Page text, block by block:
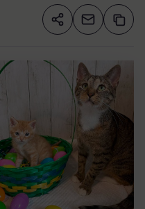
Compartir